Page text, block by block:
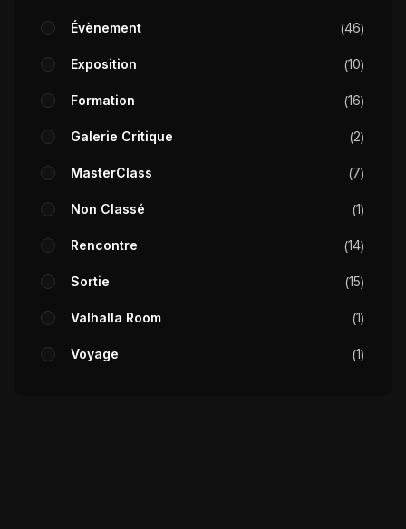
Évènement 46
Exposition 10
Formation 16
Galerie Critique 2
MasterClass 7
Non Classé 1
Rencontre 14
Sortie 15
Valhalla Room 1
Voyage 1